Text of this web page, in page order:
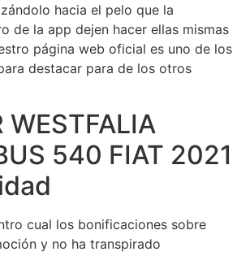
hacia el pelo que la
de la app dejen hacer ellas mismas
página web oficial es uno de los
destacar para de los otros
WESTFALIA
540 FIAT 2021
cual los bonificaciones sobre
y no ha transpirado